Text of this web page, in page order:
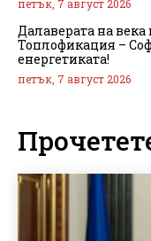
петък, 7 август 2026
Далаверата на
Топлофикация –
енергетиката!
петък, 7 август 2026